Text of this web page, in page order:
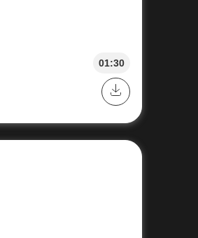
01:30